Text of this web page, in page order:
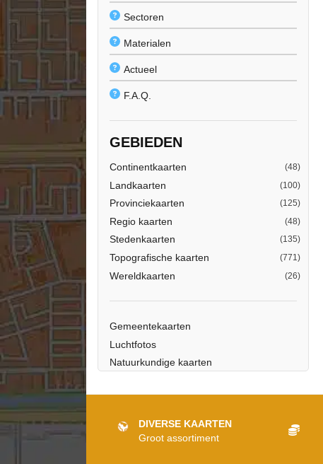
Sectoren
Materialen
Actueel
F.A.Q.
GEBIEDEN
Continentkaarten (48)
Landkaarten (100)
Provinciekaarten (125)
Regio kaarten (48)
Stedenkaarten (135)
Topografische kaarten (771)
Wereldkaarten (26)
Gemeentekaarten
Luchtfotos
Natuurkundige kaarten
Postcodekaarten
Staatkundige kaarten
DIVERSE KAARTEN
Groot assortiment